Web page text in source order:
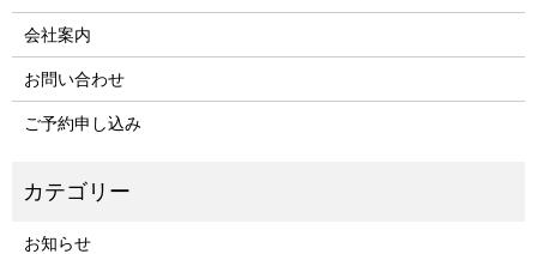
会社案内
お問い合わせ
ご予約申し込み
お知らせ